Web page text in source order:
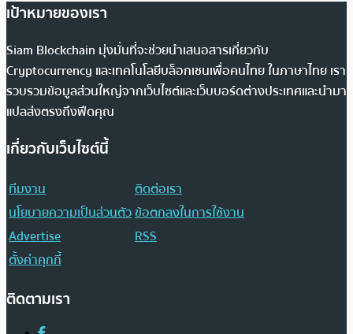
เป้าหมายของเรา
Siam Blockchain มุ่งมั่นที่จะช่วยนำเสนอสารเกี่ยวกับ
Cryptocurrency และเทคโนโลยีบล็อกเชนเพื่อคนไทย ในภาษาไทย เรา
รวบรวมข้อมูลส่วนใหญ่จากเว็บไซต์และเว็บบอร์ดต่างประเทศและนำมา
แปลส่งตรงถึงฟีดคุณ
เกี่ยวกับเว็บไซต์นี้
ทีมงาน
ติดต่อเรา
นโยบายความเป็นส่วนตัวข้อตกลงในการใช้งาน
Advertise
RSS
ตั้งค่าคุกกี้
ติดตามเรา